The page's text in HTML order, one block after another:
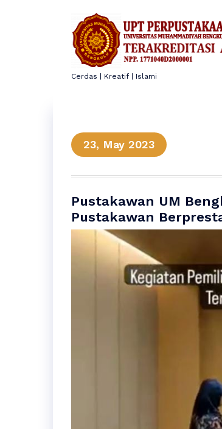
Cerdas | Kreatif | Islami
23, May 2023
Pustakawan UM
Pustakawan